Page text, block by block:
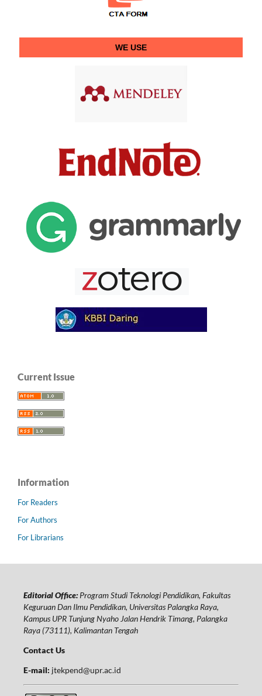
WE USE
Current Issue
Information
For Readers
For Authors
For Librarians
Editorial Office:Program Studi Teknologi Pendidikan, Fakultas
Keguruan Dan Ilmu Pendidikan, Universitas Palangka Raya,
Kampus UPR Tunjung Nyaho Jalan Hendrik Timang, Palangka
Raya (73111), Kalimantan Tengah
Contact Us
E-mail: jtekpend@upr.ac.id